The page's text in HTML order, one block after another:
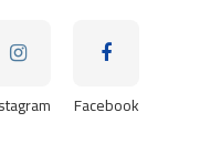
Facebook